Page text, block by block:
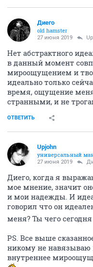
Диего
old hamster
27 июня 2019
Нет абстрактного
в данный момент
мироощущением и
идеально только
время, ощущение
странными, и не
ОТВЕТИТЬ
Upjohn
универсальный
27 июня 2019
Диего, когда я
мое мнение, значит
и мои надежды. И
говорил что он
меня? Ты чего
PS. Все выше
никому не навязываю
внутреннее